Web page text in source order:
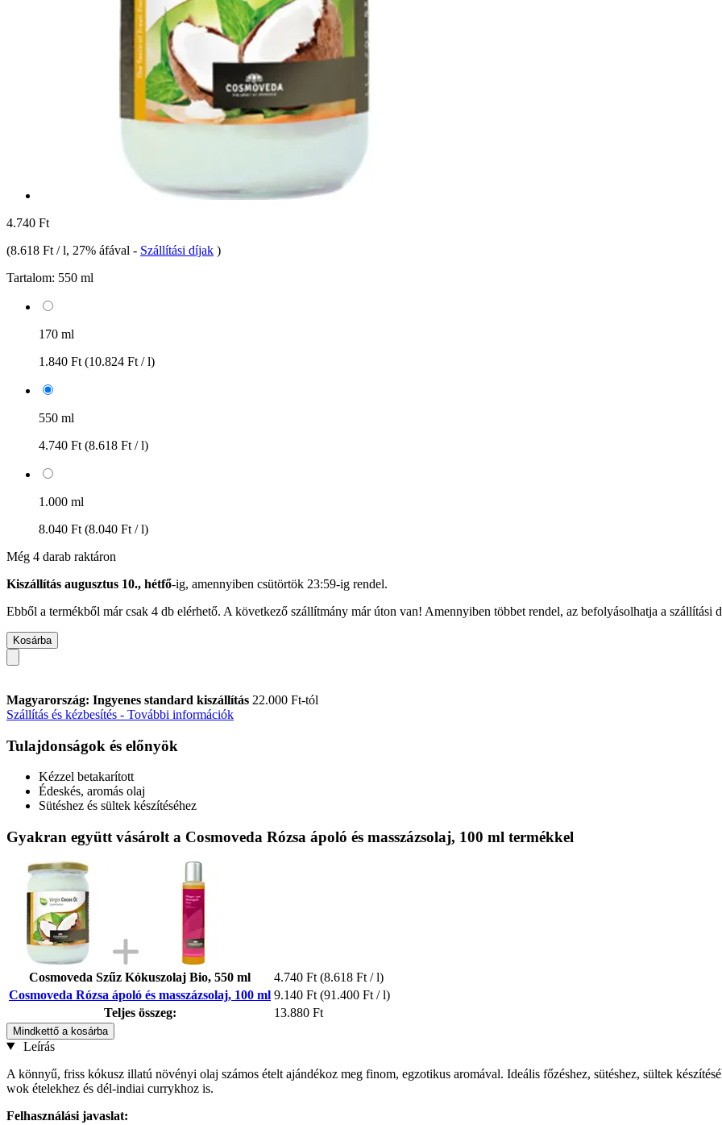
4.740 Ft
(8.618 Ft / l, 27% áfával - Szállítási díjak )
Tartalom: 550 ml
170 ml
1.840 Ft (10.824 Ft / l)
550 ml
4.740 Ft (8.618 Ft / l)
1.000 ml
8.040 Ft (8.040 Ft / l)
Még 4 darab raktáron
Kiszállítás augusztus 10., hétfő-ig, amennyiben csütörtök 23:59-ig rendel.
Ebből a termékből már csak 4 db elérhető. A következő szállítmány már úton van! Amennyiben többet rendel, az befolyásolhatja a szállítási
Kosárba
Magyarország: Ingyenes standard kiszállítás 22.000 Ft-tól
Szállítás és kézbesítés - További információk
Tulajdonságok és előnyök
Kézzel betakarított
Édeskés, aromás olaj
Sütéshez és sültek készítéséhez
Gyakran együtt vásárolt a Cosmoveda Rózsa ápoló és masszázsolaj, 100 ml termékkel
Cosmoveda Szűz Kókuszolaj Bio, 550 ml 4.740 Ft (8.618 Ft / l)
Cosmoveda Rózsa ápoló és masszázsolaj, 100 ml 9.140 Ft (91.400 Ft / l)
Teljes összeg:
13.880 Ft
Mindkettő a kosárba
Leírás
A könnyű, friss kókusz illatú növényi olaj számos ételt ajándékoz meg finom, egzotikus aromával. Ideális főzéshez, sütéshez, sültek
wok ételekhez és dél-indiai currykhoz is.
Felhasználási javaslat: